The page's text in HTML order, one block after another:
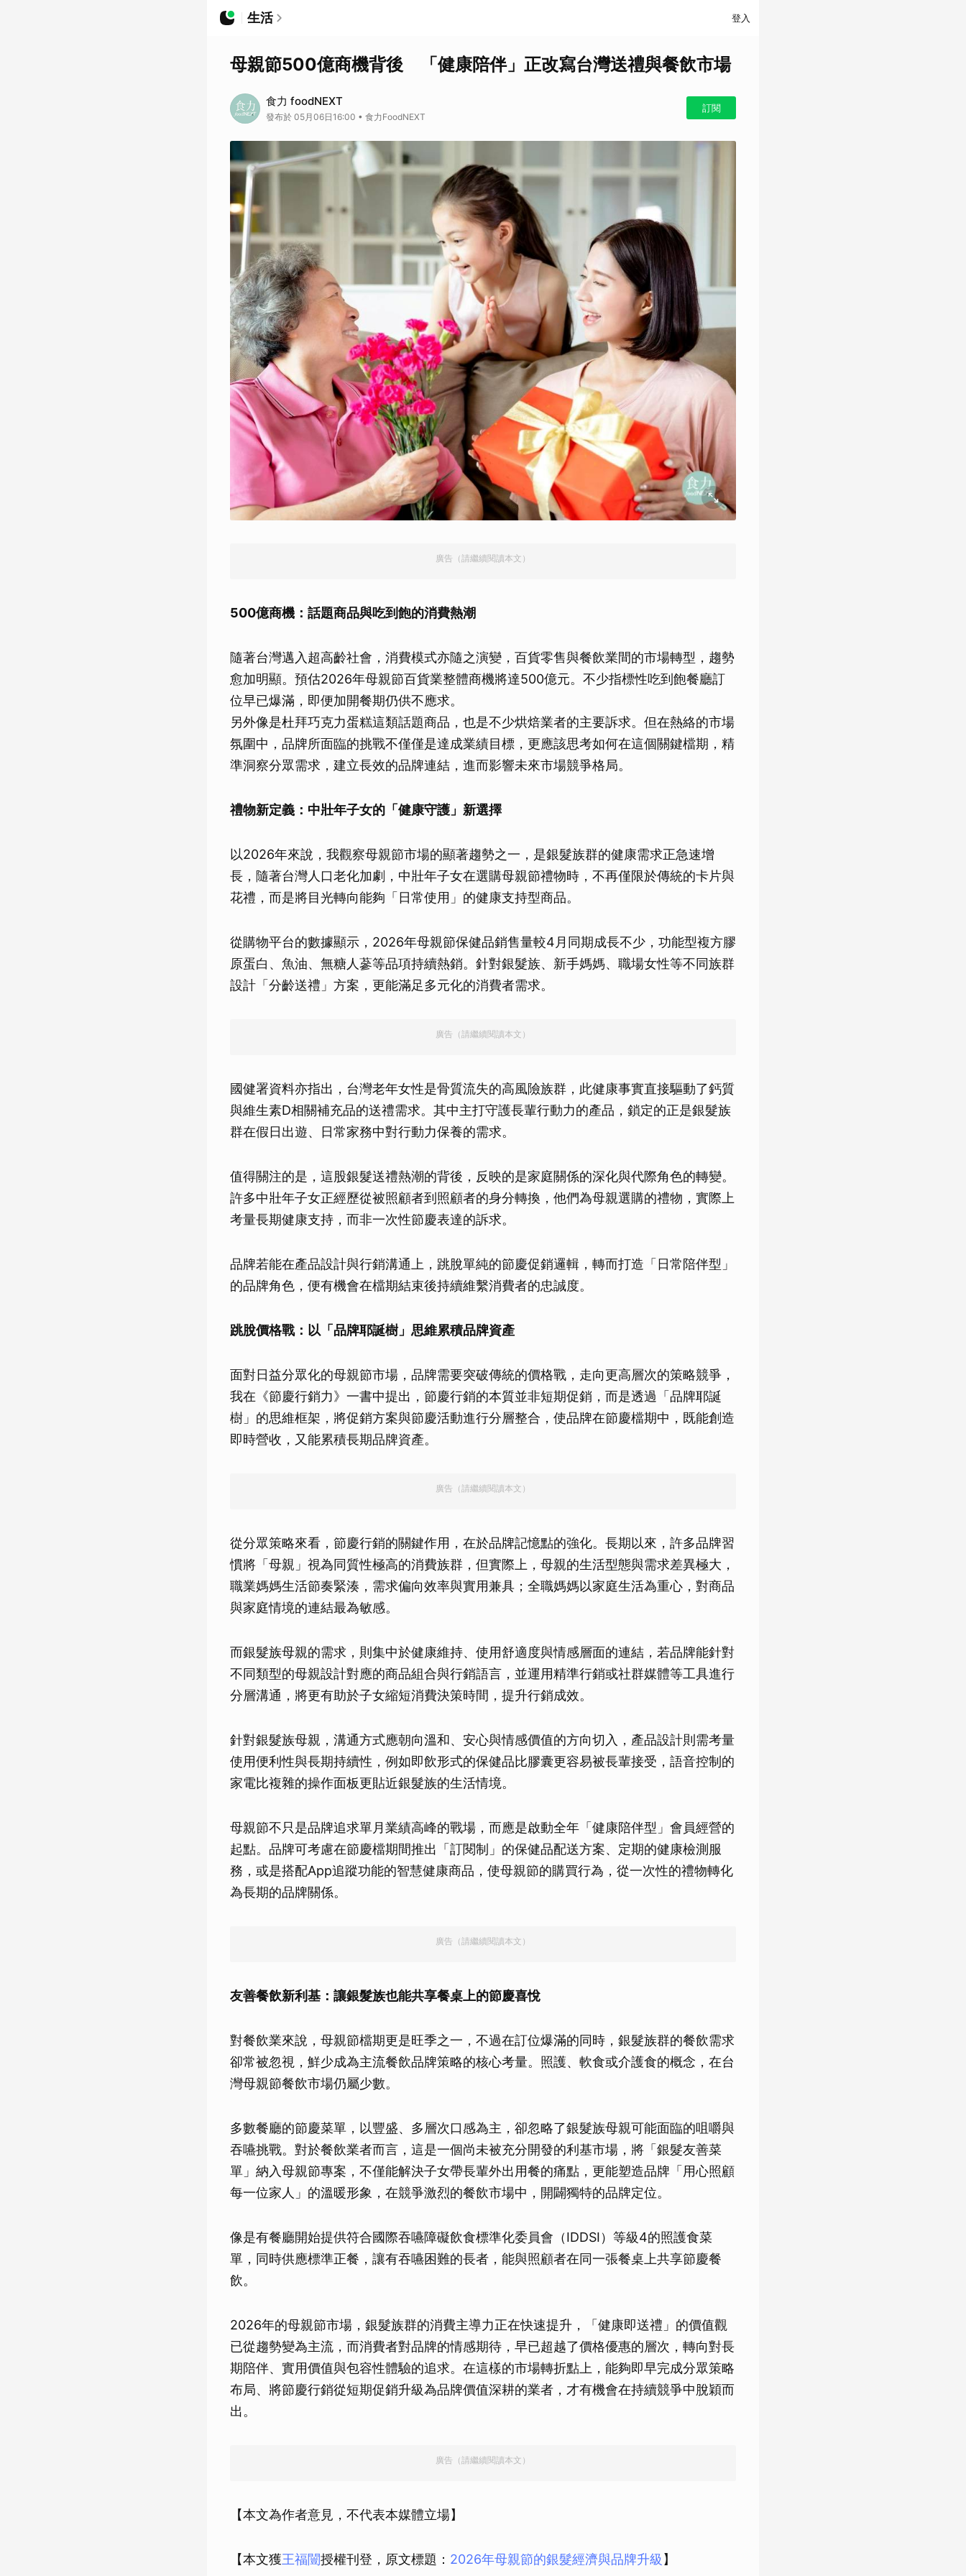
生活 登入
母親節500億商機背後 「健康陪伴」正改寫台灣送禮與餐飲市場
食力 foodNEXT
發布於 05月06日16:00 • 食力FoodNEXT
訂閱
廣告（請繼續閱讀本文）
500億商機：話題商品與吃到飽的消費熱潮
隨著台灣邁入超高齡社會，消費模式亦隨之演變，百貨零售與餐飲業間的市場轉型，趨勢
愈加明顯。預估2026年母親節百貨業整體商機將達500億元。不少指標性吃到飽餐廳訂
位早已爆滿，即便加開餐期仍供不應求。
另外像是杜拜巧克力蛋糕這類話題商品，也是不少烘焙業者的主要訴求。但在熱絡的市場
氛圍中，品牌所面臨的挑戰不僅僅是達成業績目標，更應該思考如何在這個關鍵檔期，精
準洞察分眾需求，建立長效的品牌連結，進而影響未來市場競爭格局。
禮物新定義：中壯年子女的「健康守護」新選擇
以2026年來說，我觀察母親節市場的顯著趨勢之一，是銀髮族群的健康需求正急速增
長，隨著台灣人口老化加劇，中壯年子女在選購母親節禮物時，不再僅限於傳統的卡片與
花禮，而是將目光轉向能夠「日常使用」的健康支持型商品。
從購物平台的數據顯示，2026年母親節保健品銷售量較4月同期成長不少，功能型複方膠
原蛋白、魚油、無糖人蔘等品項持續熱銷。針對銀髮族、新手媽媽、職場女性等不同族群
設計「分齡送禮」方案，更能滿足多元化的消費者需求。
廣告（請繼續閱讀本文）
國健署資料亦指出，台灣老年女性是骨質流失的高風險族群，此健康事實直接驅動了鈣質
與維生素D相關補充品的送禮需求。其中主打守護長輩行動力的產品，鎖定的正是銀髮族
群在假日出遊、日常家務中對行動力保養的需求。
值得關注的是，這股銀髮送禮熱潮的背後，反映的是家庭關係的深化與代際角色的轉變。
許多中壯年子女正經歷從被照顧者到照顧者的身分轉換，他們為母親選購的禮物，實際上
考量長期健康支持，而非一次性節慶表達的訴求。
品牌若能在產品設計與行銷溝通上，跳脫單純的節慶促銷邏輯，轉而打造「日常陪伴型」
的品牌角色，便有機會在檔期結束後持續維繫消費者的忠誠度。
跳脫價格戰：以「品牌耶誕樹」思維累積品牌資產
面對日益分眾化的母親節市場，品牌需要突破傳統的價格戰，走向更高層次的策略競爭，
我在《節慶行銷力》一書中提出，節慶行銷的本質並非短期促銷，而是透過「品牌耶誕
樹」的思維框架，將促銷方案與節慶活動進行分層整合，使品牌在節慶檔期中，既能創造
即時營收，又能累積長期品牌資產。
廣告（請繼續閱讀本文）
從分眾策略來看，節慶行銷的關鍵作用，在於品牌記憶點的強化。長期以來，許多品牌習
慣將「母親」視為同質性極高的消費族群，但實際上，母親的生活型態與需求差異極大，
職業媽媽生活節奏緊湊，需求偏向效率與實用兼具；全職媽媽以家庭生活為重心，對商品
與家庭情境的連結最為敏感。
而銀髮族母親的需求，則集中於健康維持、使用舒適度與情感層面的連結，若品牌能針對
不同類型的母親設計對應的商品組合與行銷語言，並運用精準行銷或社群媒體等工具進行
分層溝通，將更有助於子女縮短消費決策時間，提升行銷成效。
針對銀髮族母親，溝通方式應朝向溫和、安心與情感價值的方向切入，產品設計則需考量
使用便利性與長期持續性，例如即飲形式的保健品比膠囊更容易被長輩接受，語音控制的
家電比複雜的操作面板更貼近銀髮族的生活情境。
母親節不只是品牌追求單月業績高峰的戰場，而應是啟動全年「健康陪伴型」會員經營的
起點。品牌可考慮在節慶檔期間推出「訂閱制」的保健品配送方案、定期的健康檢測服
務，或是搭配App追蹤功能的智慧健康商品，使母親節的購買行為，從一次性的禮物轉化
為長期的品牌關係。
廣告（請繼續閱讀本文）
友善餐飲新利基：讓銀髮族也能共享餐桌上的節慶喜悅
對餐飲業來說，母親節檔期更是旺季之一，不過在訂位爆滿的同時，銀髮族群的餐飲需求
卻常被忽視，鮮少成為主流餐飲品牌策略的核心考量。照護、軟食或介護食的概念，在台
灣母親節餐飲市場仍屬少數。
多數餐廳的節慶菜單，以豐盛、多層次口感為主，卻忽略了銀髮族母親可能面臨的咀嚼與
吞嚥挑戰。對於餐飲業者而言，這是一個尚未被充分開發的利基市場，將「銀髮友善菜
單」納入母親節專案，不僅能解決子女帶長輩外出用餐的痛點，更能塑造品牌「用心照顧
每一位家人」的溫暖形象，在競爭激烈的餐飲市場中，開闢獨特的品牌定位。
像是有餐廳開始提供符合國際吞嚥障礙飲食標準化委員會（IDDSI）等級4的照護食菜
單，同時供應標準正餐，讓有吞嚥困難的長者，能與照顧者在同一張餐桌上共享節慶餐
飲。
2026年的母親節市場，銀髮族群的消費主導力正在快速提升，「健康即送禮」的價值觀
已從趨勢變為主流，而消費者對品牌的情感期待，早已超越了價格優惠的層次，轉向對長
期陪伴、實用價值與包容性體驗的追求。在這樣的市場轉折點上，能夠即早完成分眾策略
布局、將節慶行銷從短期促銷升級為品牌價值深耕的業者，才有機會在持續競爭中脫穎而
出。
廣告（請繼續閱讀本文）
【本文為作者意見，不代表本媒體立場】
【本文獲王福闓授權刊登，原文標題： 2026年母親節的銀髮經濟與品牌升級】